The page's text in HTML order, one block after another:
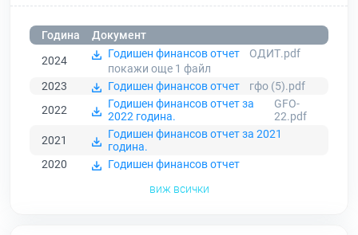
Година
Документ
2024
Годишен финансов отчет
ОДИТ.pdf
покажи още 1 файл
2023
Годишен финансов отчет
гфо (5).pdf
2022
Годишен финансов отчет за
2022 година.
GFO-
22.pdf
2021
Годишен финансов отчет за 2021
година.
2020
Годишен финансов отчет
виж всички